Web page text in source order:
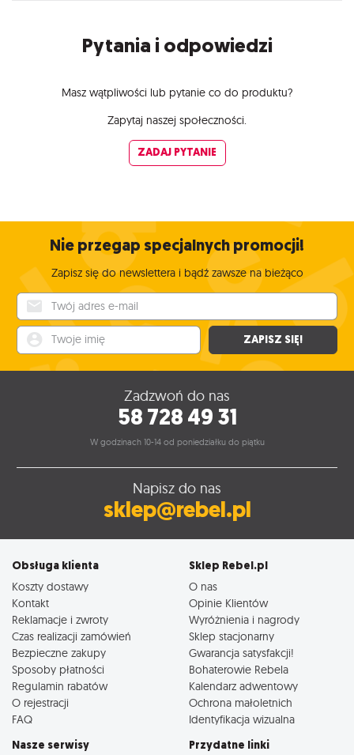
Pytania i odpowiedzi
Masz wątpliwości lub pytanie co do produktu?
Zapytaj naszej społeczności.
ZADAJ PYTANIE
Nie przegap specjalnych promocji!
Zapisz się do newslettera i bądź zawsze na bieżąco
ZAPISZ SIĘ!
Zadzwoń do nas
58 728 49 31
W godzinach 10-14 od poniedziałku do piątku
Napisz do nas
sklep@rebel.pl
Obsługa klienta
Koszty dostawy
Kontakt
Reklamacje i zwroty
Czas realizacji zamówień
Bezpieczne zakupy
Sposoby płatności
Regulamin rabatów
O rejestracji
FAQ
Sklep Rebel.pl
O nas
Opinie Klientów
Wyróżnienia i nagrody
Sklep stacjonarny
Gwarancja satysfakcji!
Bohaterowie Rebela
Kalendarz adwentowy
Ochrona małoletnich
Identyfikacja wizualna
Nasze serwisy Przydatne linki